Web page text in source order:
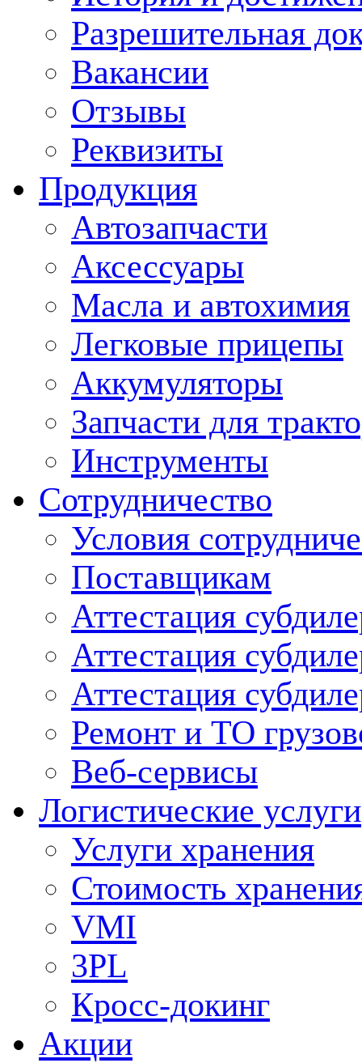
Разрешительная
Вакансии
Отзывы
Реквизиты
Продукция
Автозапчасти
Аксессуары
Масла и автохимия
Легковые прицепы
Аккумуляторы
Запчасти для
Инструменты
Сотрудничество
Условия
Поставщикам
Аттестация
Аттестация
Аттестация
Ремонт и ТО
Веб-сервисы
Логистические услуги
Услуги хранения
Стоимость
VMI
3PL
Кросс-докинг
Акции